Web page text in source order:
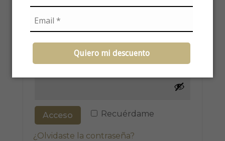
Quiero mi descuento
Contraseña*Obligatorio
Recuérdame
Acceso
¿Olvidaste la contraseña?